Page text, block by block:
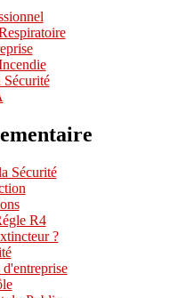
Sécurité
R4
?